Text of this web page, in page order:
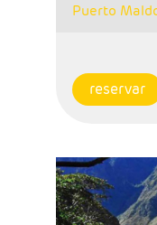
Puerto
reservar
- Salidas:
- Ruta: 2
1noche